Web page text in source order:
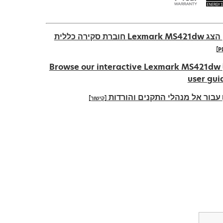
הצג Lexmark MS421dw חוברת סקירה כללית
Browse our interactive Lexmark MS421dw
user
עבור אל מנהלי התקנים והורדות[קישור]